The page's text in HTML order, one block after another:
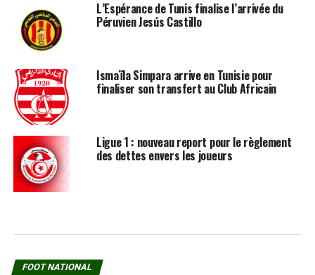
L’Espérance de Tunis finalise l’arrivée du
Péruvien Jesús Castillo
Ismaïla Simpara arrive en Tunisie pour
finaliser son transfert au Club Africain
Ligue 1 : nouveau report pour le règlement
des dettes envers les joueurs
FOOT NATIONAL